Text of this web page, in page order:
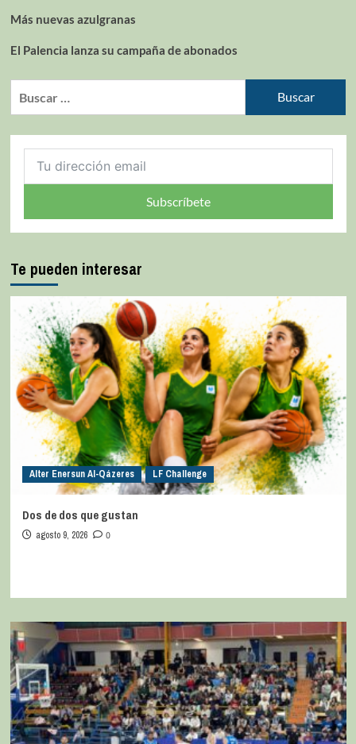
Más nuevas azulgranas
El Palencia lanza su campaña de abonados
Subscríbete
Te pueden interesar
Alter Enersun Al-Qázeres LF Challenge
Dos de dos que gustan
agosto 9, 2026 0